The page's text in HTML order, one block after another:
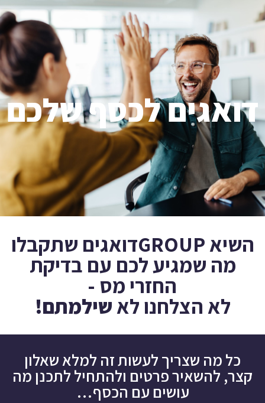
דואגים לכסף שלכם
השיא GROUPדואגים שתקבלו
מה שמגיע לכם עם בדיקת
החזרי מס -
לא הצלחנו לאשילמתם!
כל מה שצריך לעשות זה למלא שאלון
קצר, להשאיר פרטים ולהתחיל לתכנן מה
עושים עם הכסף…